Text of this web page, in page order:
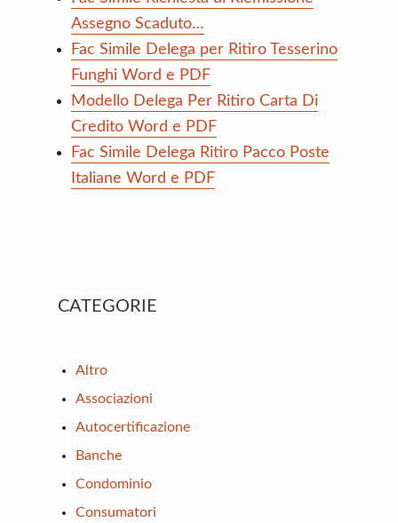
Assegno Scaduto…
Fac Simile Delega per Ritiro Tesserino
Funghi Word e PDF
Modello Delega Per Ritiro Carta Di
Credito Word e PDF
Fac Simile Delega Ritiro Pacco Poste
Italiane Word e PDF
Primary
CATEGORIE
Altro
Associazioni
Autocertificazione
Banche
Condominio
Consumatori